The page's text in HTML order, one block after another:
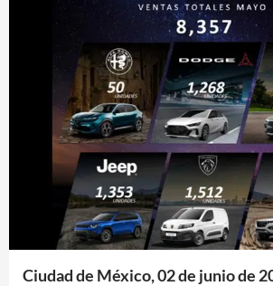
Ciudad de México, 02 de junio de